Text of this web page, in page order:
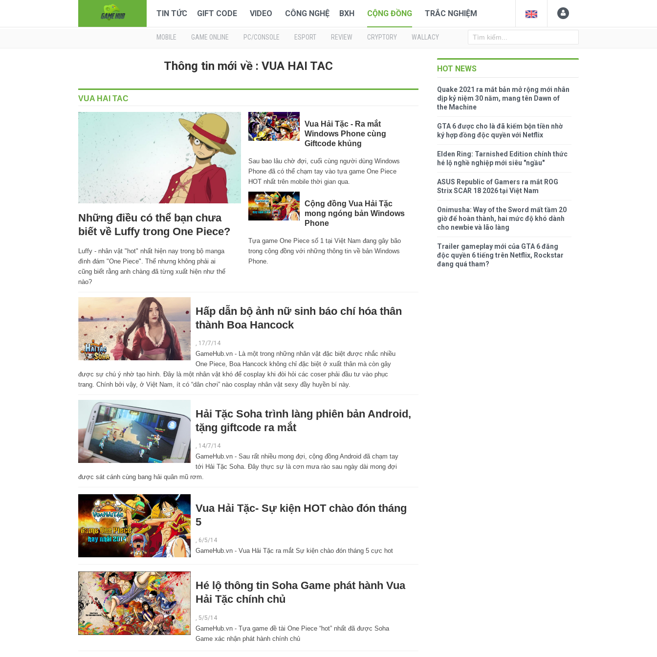
TIN TỨC GIFT CODE VIDEO CÔNG NGHỆ BXH CỘNG ĐỒNG TRẮC NGHIỆM
MOBILE GAME ONLINE PC/CONSOLE ESPORT REVIEW CRYPTORY WALLACY
Thông tin mới về : VUA HAI TAC
VUA HAI TAC
Những điều có thể bạn chưa
biết về Luffy trong One Piece?
Luffy - nhân vật "hot" nhất hiện nay trong bộ manga
đình đám "One Piece". Thế nhưng không phải ai
cũng biết rằng anh chàng đã từng xuất hiện như thế
nào?
Vua Hải Tặc - Ra mắt
Windows Phone cùng
Giftcode khủng
Sau bao lâu chờ đợi, cuối cùng người dùng Windows
Phone đã có thể chạm tay vào tựa game One Piece
HOT nhất trên mobile thời gian qua.
Cộng đồng Vua Hải Tặc
mong ngóng bản Windows
Phone
Tựa game One Piece số 1 tại Việt Nam đang gây bão
trong cộng đồng với những thông tin về bản Windows
Phone.
Hấp dẫn bộ ảnh nữ sinh báo chí hóa thân
thành Boa Hancock
, 17/7/14
GameHub.vn - Là một trong những nhân vật đặc biệt được nhắc nhiều
One Piece, Boa Hancock không chỉ đặc biệt ở xuất thân mà còn gây
được sự chú ý nhờ tạo hình. Đây là một nhân vật khó để cosplay khi đòi hỏi các coser phải đầu tư vào phục
trang. Chính bởi vậy, ở Việt Nam, ít có “dân chơi” nào cosplay nhân vật sexy đầy huyền bí này.
Hải Tặc Soha trình làng phiên bản Android,
tặng giftcode ra mắt
, 14/7/14
GameHub.vn - Sau rất nhiều mong đợi, cộng đồng Android đã chạm tay
tới Hải Tặc Soha. Đây thực sự là cơn mưa rào sau ngày dài mong đợi
được sát cánh cùng bang hải quân mũ rơm.
Vua Hải Tặc- Sự kiện HOT chào đón tháng
5
, 6/5/14
GameHub.vn - Vua Hải Tặc ra mắt Sự kiện chào đón tháng 5 cực hot
Hé lộ thông tin Soha Game phát hành Vua
Hải Tặc chính chủ
5/5/14
GameHub.vn - Tựa game đề tài One Piece “hot” nhất đã được Soha
Game xác nhận phát hành chính chủ
HOT NEWS
Quake 2021 ra mắt bản mở rộng mới nhân
dịp kỷ niệm 30 năm, mang tên Dawn of
the Machine
GTA 6 được cho là đã kiếm bộn tiền nhờ
ký hợp đồng độc quyền với Netflix
Elden Ring: Tarnished Edition chính thức
hé lộ nghề nghiệp mới siêu "ngầu"
ASUS Republic of Gamers ra mắt ROG
Strix SCAR 18 2026 tại Việt Nam
Onimusha: Way of the Sword mất tầm 20
giờ để hoàn thành, hai mức độ khó dành
cho newbie và lão làng
Trailer gameplay mới của GTA 6 đăng
độc quyền 6 tiếng trên Netflix, Rockstar
đang quá tham?